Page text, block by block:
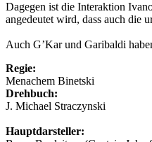
Dagegen ist die Interaktion
angedeutet wird, dass auch die
Auch G’Kar und Garibaldi
Regie:
Menachem Binetski
Drehbuch:
J. Michael Straczynski
Hauptdarsteller: